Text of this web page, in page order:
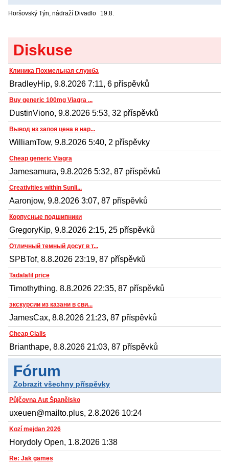
Horšovský Týn, nádraží Divadlo 19.8.
Diskuse
Клиника Похмельная служба
BradleyHip, 9.8.2026 7:11, 6 příspěvků
Buy generic 100mg Viagra ...
DustinViono, 9.8.2026 5:53, 32 příspěvků
Вывод из запоя цена в нар...
WilliamTow, 9.8.2026 5:40, 2 příspěvky
Cheap generic Viagra
Jamesamura, 9.8.2026 5:32, 87 příspěvků
Creativities within Sunli...
Aaronjow, 9.8.2026 3:07, 87 příspěvků
Корпусные подшипники
GregoryKip, 9.8.2026 2:15, 25 příspěvků
Отличный темный досуг в т...
SPBTof, 8.8.2026 23:19, 87 příspěvků
Tadalafil price
Timothything, 8.8.2026 22:35, 87 příspěvků
экскурсии из казани в сви...
JamesCax, 8.8.2026 21:23, 87 příspěvků
Cheap Cialis
Brianthape, 8.8.2026 21:03, 87 příspěvků
Fórum
Zobrazit všechny příspěvky
Půjčovna Aut Španělsko
uxeuen@mailto.plus, 2.8.2026 10:24
Kozí mejdan 2026
Horydoly Open, 1.8.2026 1:38
Re: Jak games